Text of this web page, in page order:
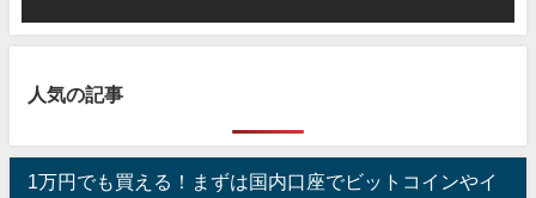
人気の記事
1万円でも買える！まずは国内口座でビットコインやイ